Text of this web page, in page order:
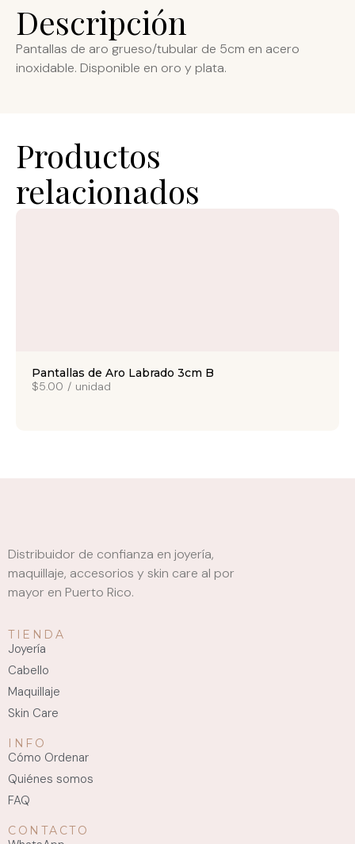
Descripción
Pantallas de aro grueso/tubular de 5cm en acero
inoxidable. Disponible en oro y plata.
Productos
relacionados
Pantallas de Aro Labrado 3cm B
$5.00 / unidad
Distribuidor de confianza en joyería,
maquillaje, accesorios y skin care al por
mayor en Puerto Rico.
TIENDA
Joyería
Cabello
Maquillaje
Skin Care
INFO
Cómo Ordenar
Quiénes somos
FAQ
CONTACTO